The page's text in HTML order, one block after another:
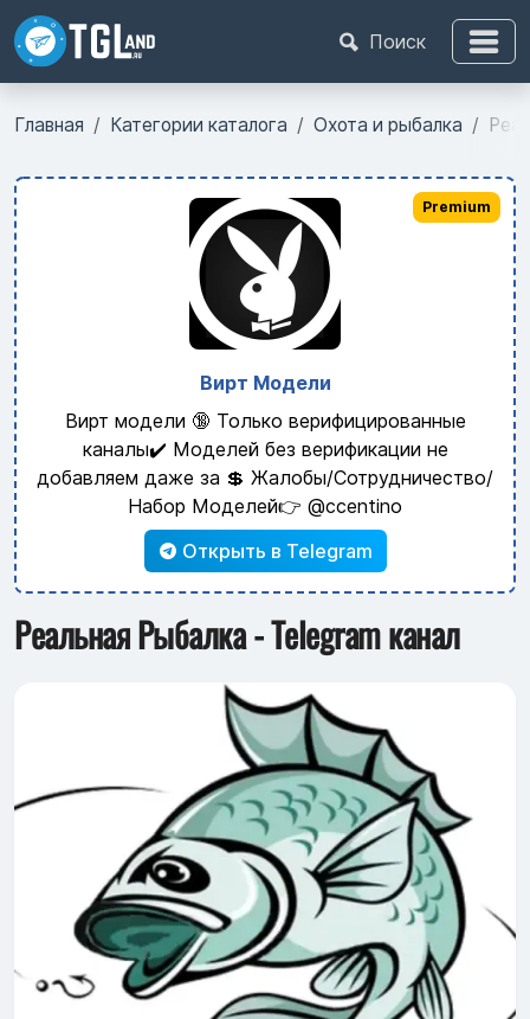
Поиск
Главная Категории каталога Охота и рыбалка
Вирт Модели
Вирт модели 🔞 Только верифицированные
каналы✔️ Моделей без верификации не
добавляем даже за 💲 Жалобы/Сотрудничество/
Набор Моделей👉 @ccentino
Открыть в Telegram
Premium
Реальная Рыбалка - Telegram канал